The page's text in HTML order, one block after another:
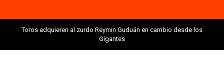
Toros adquieren al zurdo Reymin Guduán en cambio desde los
Gigantes